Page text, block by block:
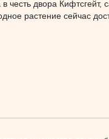
честь двора Кифтсгейт,
растение сейчас